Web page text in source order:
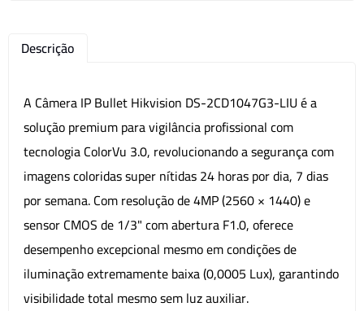
Descrição
A Câmera IP Bullet Hikvision DS-2CD1047G3-LIU é a
solução premium para vigilância profissional com
tecnologia ColorVu 3.0, revolucionando a segurança com
imagens coloridas super nítidas 24 horas por dia, 7 dias
por semana. Com resolução de 4MP (2560 × 1440) e
sensor CMOS de 1/3" com abertura F1.0, oferece
desempenho excepcional mesmo em condições de
iluminação extremamente baixa (0,0005 Lux), garantindo
visibilidade total mesmo sem luz auxiliar.